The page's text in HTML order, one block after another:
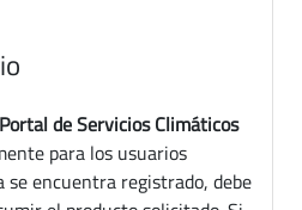
Portal de Servicios Climáticos
para los usuarios
se encuentra registrado, debe